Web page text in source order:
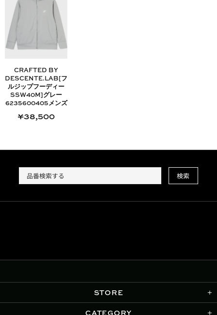
CRAFTED BY
DESCENTE.LAB[フ
ルジップフーディー
SSW40M]グレー
6235600405メンズ
¥38,500
検索
STORE
CATEGORY